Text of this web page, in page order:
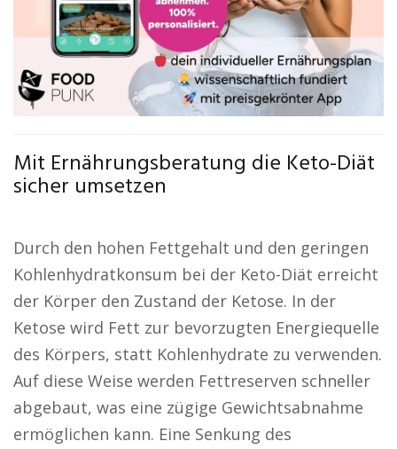
Mit Ernährungsberatung die Keto-Diät
sicher umsetzen
Durch den hohen Fettgehalt und den geringen
Kohlenhydratkonsum bei der Keto-Diät erreicht
der Körper den Zustand der Ketose. In der
Ketose wird Fett zur bevorzugten Energiequelle
des Körpers, statt Kohlenhydrate zu verwenden.
Auf diese Weise werden Fettreserven schneller
abgebaut, was eine zügige Gewichtsabnahme
ermöglichen kann. Eine Senkung des